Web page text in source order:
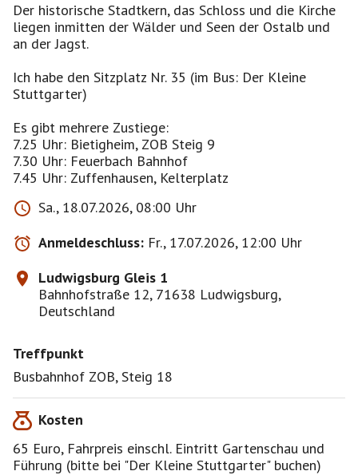
Der historische Stadtkern, das Schloss und die Kirche
liegen inmitten der Wälder und Seen der Ostalb und
an der Jagst.
Ich habe den Sitzplatz Nr. 35 (im Bus: Der Kleine
Stuttgarter)
Es gibt mehrere Zustiege:
7.25 Uhr: Bietigheim, ZOB Steig 9
7.30 Uhr: Feuerbach Bahnhof
7.45 Uhr: Zuffenhausen, Kelterplatz
Sa., 18.07.2026, 08:00 Uhr
Anmeldeschluss: Fr., 17.07.2026, 12:00 Uhr
Ludwigsburg Gleis 1
Bahnhofstraße 12, 71638 Ludwigsburg,
Deutschland
Treffpunkt
Busbahnhof ZOB, Steig 18
Kosten
65 Euro, Fahrpreis einschl. Eintritt Gartenschau und
Führung (bitte bei "Der Kleine Stuttgarter" buchen)